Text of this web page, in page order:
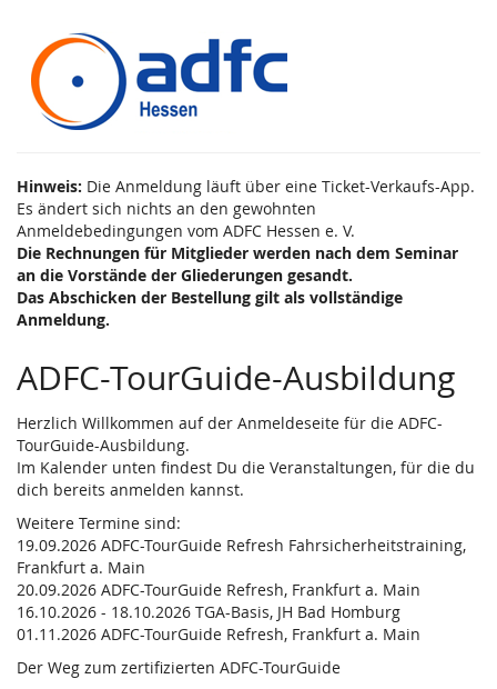
Haupt-
Inhalt
springen
Hinweis: Die Anmeldung läuft über eine Ticket-Verkaufs-App.
Es ändert sich nichts an den gewohnten
Anmeldebedingungen vom ADFC Hessen e. V.
Die Rechnungen für Mitglieder werden nach dem Seminar
an die Vorstände der Gliederungen gesandt.
Das Abschicken der Bestellung gilt als vollständige
Anmeldung.
ADFC-TourGuide-Ausbildung
Herzlich Willkommen auf der Anmeldeseite für die ADFC-
TourGuide-Ausbildung.
Im Kalender unten findest Du die Veranstaltungen, für die du
dich bereits anmelden kannst.
Weitere Termine sind:
19.09.2026 ADFC-TourGuide Refresh Fahrsicherheitstraining,
Frankfurt a. Main
20.09.2026 ADFC-TourGuide Refresh, Frankfurt a. Main
16.10.2026 - 18.10.2026 TGA-Basis, JH Bad Homburg
01.11.2026 ADFC-TourGuide Refresh, Frankfurt a. Main
Der Weg zum zertifizierten ADFC-TourGuide